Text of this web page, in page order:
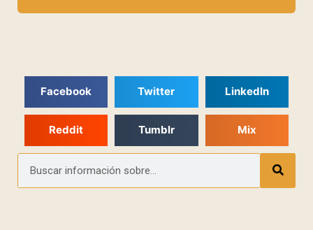
Facebook Twitter LinkedIn
Reddit Tumblr Mix